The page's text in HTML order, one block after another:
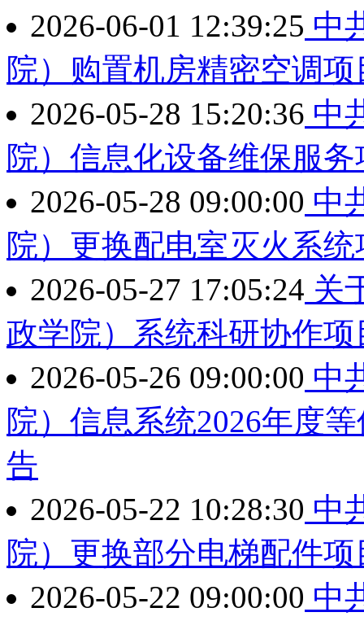
2026-06-01 12:39:25 中
院）购置机房精密空调
2026-05-28 15:20:36 中
院）信息化设备维保服
2026-05-28 09:00:00 中
院）更换配电室灭火系
2026-05-27 17:05:24 关
政学院）系统科研协作
2026-05-26 09:00:00 中
院）信息系统2026年度
告
2026-05-22 10:28:30 中
院）更换部分电梯配件
2026-05-22 09:00:00 中